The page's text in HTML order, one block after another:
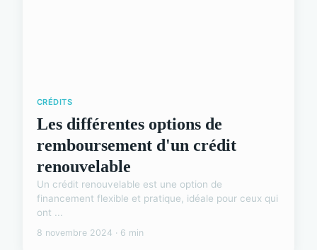
CRÉDITS
Les différentes options de
remboursement d'un crédit
renouvelable
Un crédit renouvelable est une option de
financement flexible et pratique, idéale pour ceux qui
ont ...
8 novembre 2024 · 6 min